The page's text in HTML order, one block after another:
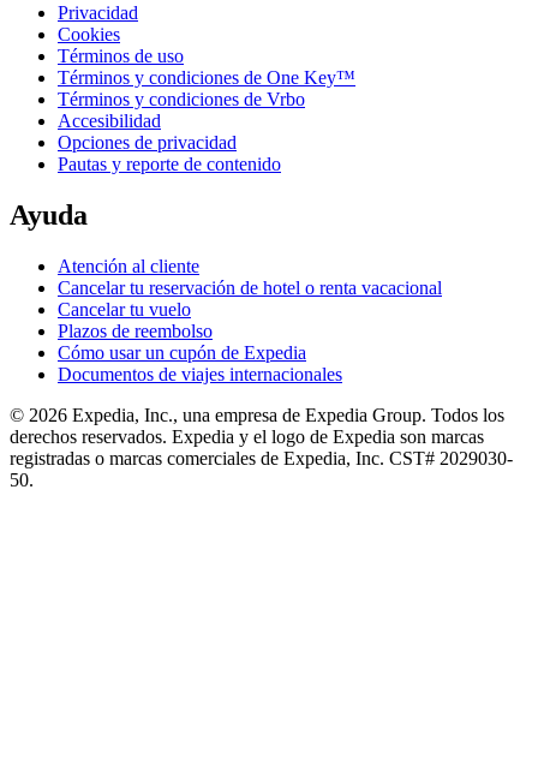
Privacidad
Cookies
Términos de uso
Términos y condiciones de One Key™
Términos y condiciones de Vrbo
Accesibilidad
Opciones de privacidad
Pautas y reporte de contenido
Ayuda
Atención al cliente
Cancelar tu reservación de hotel o renta vacacional
Cancelar tu vuelo
Plazos de reembolso
Cómo usar un cupón de Expedia
Documentos de viajes internacionales
© 2026 Expedia, Inc., una empresa de Expedia Group. Todos los
derechos reservados. Expedia y el logo de Expedia son marcas
registradas o marcas comerciales de Expedia, Inc. CST# 2029030-
50.